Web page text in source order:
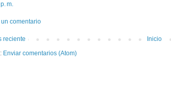
m.
un comentario
reciente
Inicio
Enviar comentarios (Atom)